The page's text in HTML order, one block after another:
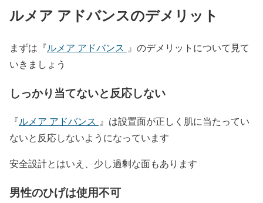
ルメア アドバンスのデメリット
まずは『ルメア アドバンス 』のデメリットについて見て
いきましょう
しっかり当てないと反応しない
『ルメア アドバンス 』は設置面が正しく肌に当たってい
ないと反応しないようになっています
安全設計とはいえ、少し過剰な面もあります
男性のひげは使用不可